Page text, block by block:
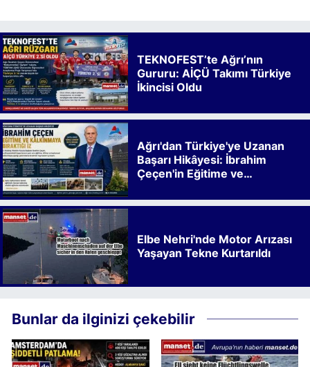
TEKNOFEST’te Ağrı’nın
Gururu: AİÇÜ Takımı Türkiye
İkincisi Oldu
Ağrı'dan Türkiye'ye Uzanan
Başarı Hikâyesi: İbrahim
Çeçen'in Eğitime ve
Elbe Nehri'nde Motor Arızası
Yaşayan Tekne Kurtarıldı
Bunlar da ilginizi çekebilir